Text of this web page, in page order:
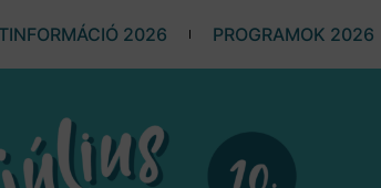
2026 PROGRAMOK 2026